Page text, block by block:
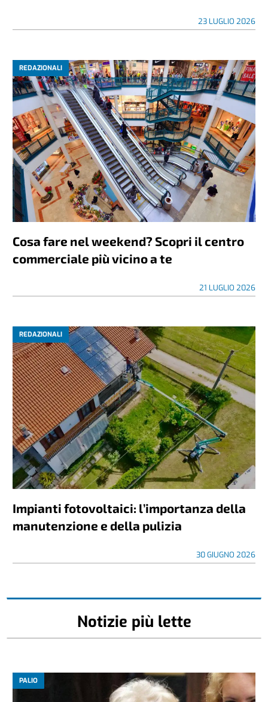
23 LUGLIO 2026
REDAZIONALI
Cosa fare nel weekend? Scopri il centro
commerciale più vicino a te
21 LUGLIO 2026
REDAZIONALI
Impianti fotovoltaici: l’importanza della
manutenzione e della pulizia
30 GIUGNO 2026
Notizie più lette
PALIO